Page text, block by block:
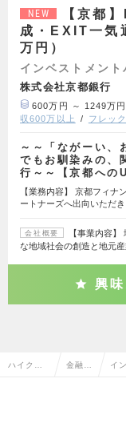
NEW
【京都
成・EXIT一気
万円）
インベストメン
株式会社京都銀行
600万円 ～ 1249万円
収600万以上
フレッ
～～「ながーい、
でもお馴染みの、
行～～【京都への
【業務内容】 京都フィナ
ートナーズへ出向いただ
会社概要
【事業内容
な地域社会の創造と地元
興味
ハイクラ 金融系 イ